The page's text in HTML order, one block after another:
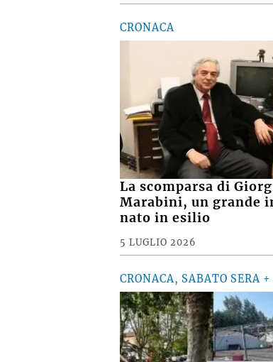
CRONACA
La scomparsa di
Marabini, un grande
nato in esilio
5 LUGLIO 2026
CRONACA, SABATO SERA +